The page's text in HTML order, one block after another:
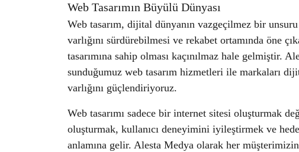
Web Tasarımın Büyülü Dünyası
Web tasarım, dijital dünyanın vazgeçilmez bir
varlığını sürdürebilmesi ve rekabet ortamında öne
tasarımına sahip olması kaçınılmaz hale gelmiştir.
sunduğumuz web tasarım hizmetleri ile markaları
varlığını güçlendiriyoruz.
Web tasarımı sadece bir internet sitesi oluşturmak
oluşturmak, kullanıcı deneyimini iyileştirmek ve
anlamına gelir. Alesta Medya olarak her